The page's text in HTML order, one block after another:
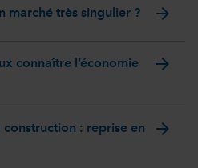
marché très singulier ? arrow_forward
connaître l’économie
arrow_forward
: reprise en
arrow_forward